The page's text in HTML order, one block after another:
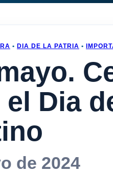
• DIA DE LA PATRIA •
Dia
de 2024